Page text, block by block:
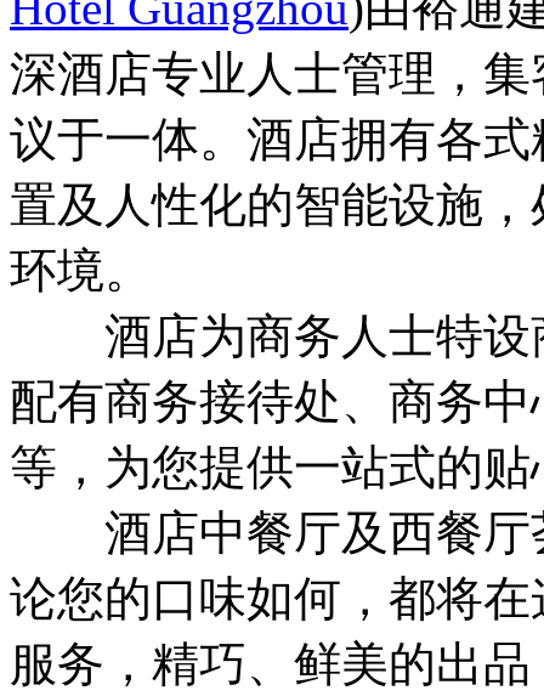
深酒店专业人士管理，
议于一体。酒店拥有各
置及人性化的智能设施
环境。
酒店为商务人士特设
配有商务接待处、商务
等，为您提供一站式的
酒店中餐厅及西餐厅
论您的口味如何，都将
服务，精巧、鲜美的出